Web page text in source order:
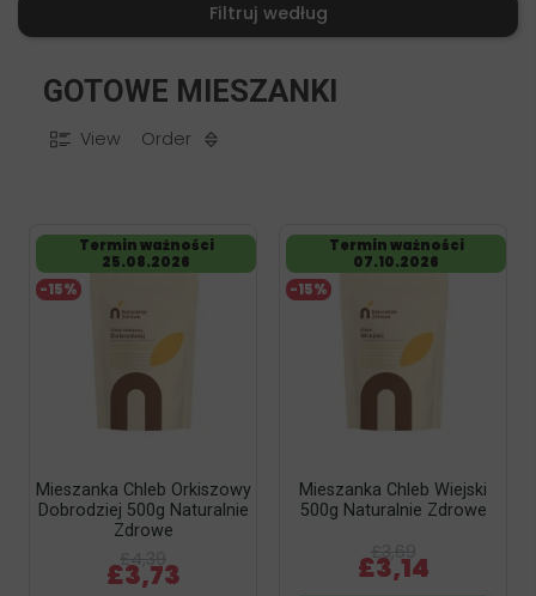
Filtruj według
GOTOWE MIESZANKI
View Order
Mieszanka Chleb Orkiszowy
Dobrodziej 500g Naturalnie
Zdrowe
£4,39
£3,73
-15%
Termin ważności
25.08.2026
Mieszanka Chleb Wiejski
500g Naturalnie Zdrowe
£3,69
£3,14
-15%
Termin ważności
07.10.2026